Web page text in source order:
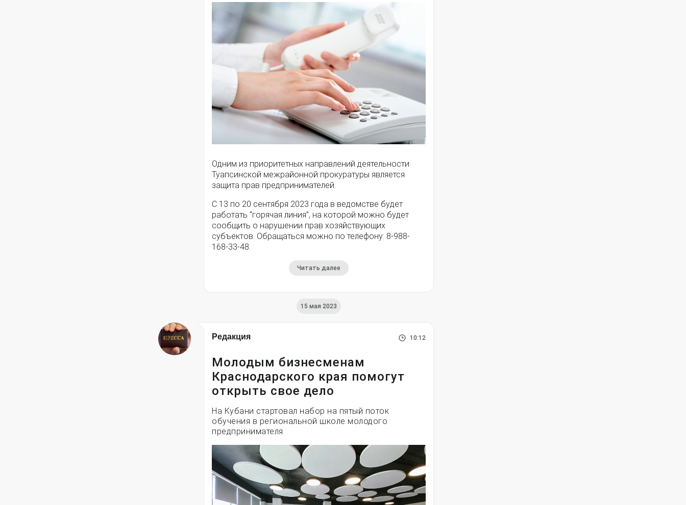
Одним из приоритетных направлений деятельности
Туапсинской межрайонной прокуратуры является
защита прав предпринимателей.
С 13 по 20 сентября 2023 года в ведомстве будет
работать “горячая линия”, на которой можно будет
сообщить о нарушении прав хозяйствующих
субъектов. Обращаться можно по телефону: 8-988-
168-33-48.
Читать далее
15 мая 2023
Редакция 10:12
Молодым бизнесменам
Краснодарского края помогут
открыть свое дело
На Кубани стартовал набор на пятый поток
обучения в региональной школе молодого
предпринимателя